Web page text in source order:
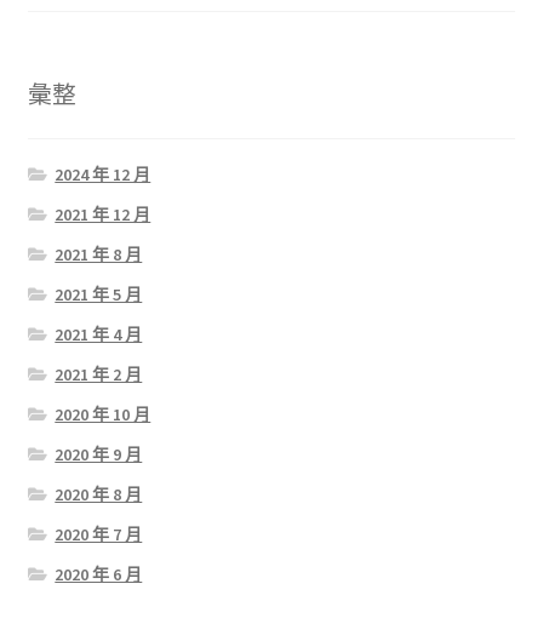
彙整
2024 年 12 月
2021 年 12 月
2021 年 8 月
2021 年 5 月
2021 年 4 月
2021 年 2 月
2020 年 10 月
2020 年 9 月
2020 年 8 月
2020 年 7 月
2020 年 6 月